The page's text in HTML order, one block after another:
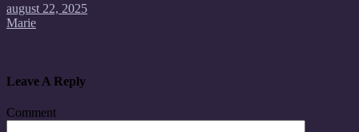
august 22, 2025
Marie
Leave A Reply
Comment